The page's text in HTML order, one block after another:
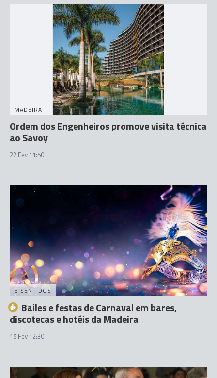
MADEIRA
Ordem dos Engenheiros promove visita técnica
ao Savoy
22 Fev 11:50
5 SENTIDOS
Bailes e festas de Carnaval em bares,
discotecas e hotéis da Madeira
15 Fev 12:30